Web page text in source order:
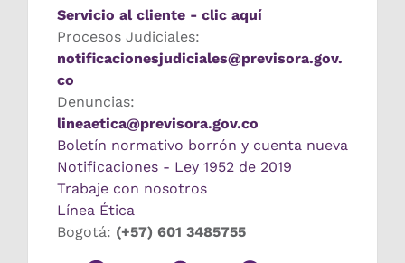
Servicio al cliente - clic aquí
Procesos Judiciales:
notificacionesjudiciales@previsora.gov.
co
Denuncias:
lineaetica@previsora.gov.co
Boletín normativo borrón y cuenta nueva
Notificaciones - Ley 1952 de 2019
Trabaje con nosotros
Línea Ética
Bogotá: (+57) 601 3485755